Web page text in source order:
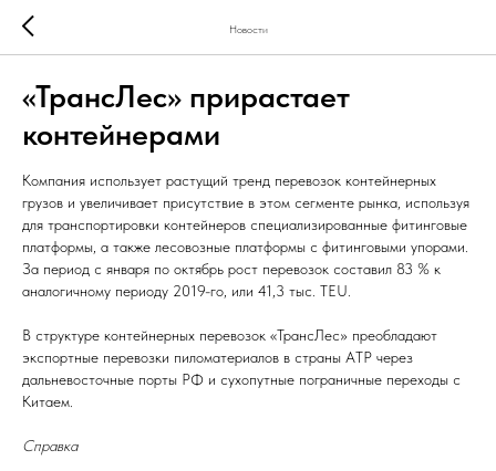
Новости
«ТрансЛес» прирастает
контейнерами
Компания использует растущий тренд перевозок контейнерных
грузов и увеличивает присутствие в этом сегменте рынка, используя
для транспортировки контейнеров специализированные фитинговые
платформы, а также лесовозные платформы с фитинговыми упорами.
За период с января по октябрь рост перевозок составил 83 % к
аналогичному периоду 2019-го, или 41,3 тыс. TEU.
В структуре контейнерных перевозок «ТрансЛес» преобладают
экспортные перевозки пиломатериалов в страны АТР через
дальневосточные порты РФ и сухопутные пограничные переходы с
Китаем.
Справка